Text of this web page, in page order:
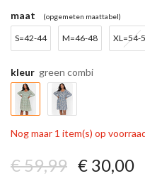
maat (opgemeten maattabel)
S=42-44 M=46-48 XL=54-
kleur green combi
Nog maar 1 item(s) op
€ 59,99 € 30,00